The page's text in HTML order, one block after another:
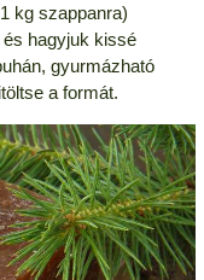
kg szappanra)
hagyjuk kissé
gyurmázható
a formát.